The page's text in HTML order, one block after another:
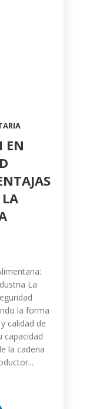
EN
La
la forma
calidad de
capacidad
la cadena